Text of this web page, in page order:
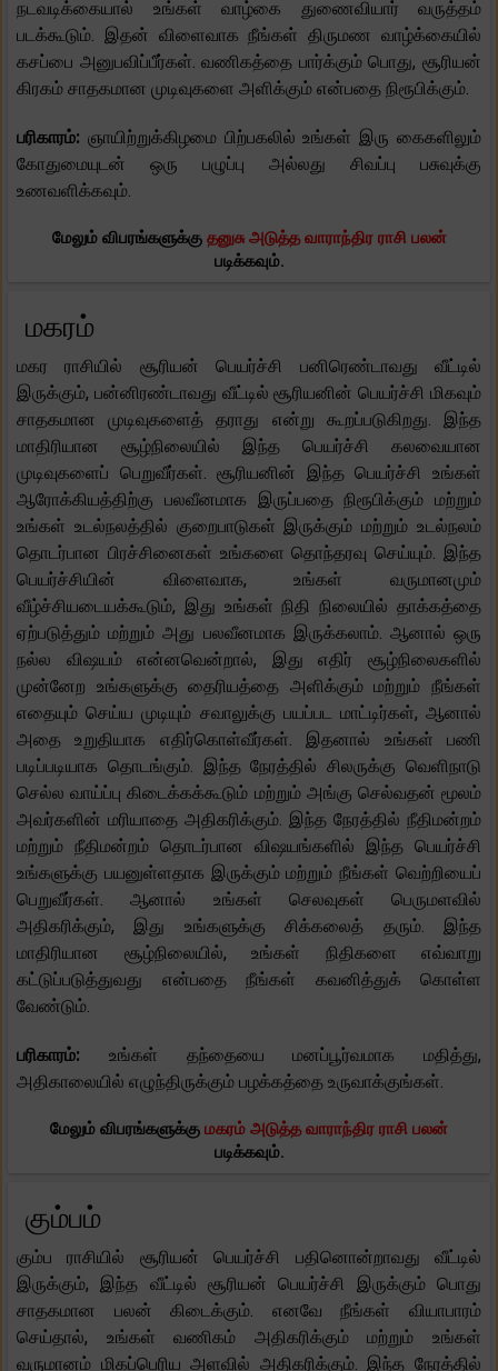
நடவடிக்கையால் உங்கள் வாழ்கை துணைவியார் வருத்தம்
படக்கூடும். இதன் விளைவாக நீங்கள் திருமண வாழ்க்கையில்
கசப்பை அனுபவிப்பீர்கள். வணிகத்தை பார்க்கும் பொது, சூரியன்
கிரகம் சாதகமான முடிவுகளை அளிக்கும் என்பதை நிரூபிக்கும்.
பரிகாரம்: ஞாயிற்றுக்கிழமை பிற்பகலில் உங்கள் இரு கைகளிலும்
கோதுமையுடன் ஒரு பழுப்பு அல்லது சிவப்பு பசுவுக்கு
உணவளிக்கவும்.
மேலும் விபரங்களுக்கு தனுசு அடுத்த வாராந்திர ராசி பலன்
படிக்கவும்.
மகரம்
மகர ராசியில் சூரியன் பெயர்ச்சி பனிரெண்டாவது வீட்டில்
இருக்கும், பன்னிரண்டாவது வீட்டில் சூரியனின் பெயர்ச்சி மிகவும்
சாதகமான முடிவுகளைத் தராது என்று கூறப்படுகிறது. இந்த
மாதிரியான சூழ்நிலையில் இந்த பெயர்ச்சி கலவையான
முடிவுகளைப் பெறுவீர்கள். சூரியனின் இந்த பெயர்ச்சி உங்கள்
ஆரோக்கியத்திற்கு பலவீனமாக இருப்பதை நிரூபிக்கும் மற்றும்
உங்கள் உடல்நலத்தில் குறைபாடுகள் இருக்கும் மற்றும் உடல்நலம்
தொடர்பான பிரச்சினைகள் உங்களை தொந்தரவு செய்யும். இந்த
பெயர்ச்சியின் விளைவாக, உங்கள் வருமானமும்
வீழ்ச்சியடையக்கூடும், இது உங்கள் நிதி நிலையில் தாக்கத்தை
ஏற்படுத்தும் மற்றும் அது பலவீனமாக இருக்கலாம். ஆனால் ஒரு
நல்ல விஷயம் என்னவென்றால், இது எதிர் சூழ்நிலைகளில்
முன்னேற உங்களுக்கு தைரியத்தை அளிக்கும் மற்றும் நீங்கள்
எதையும் செய்ய முடியும் சவாலுக்கு பயப்பட மாட்டிர்கள், ஆனால்
அதை உறுதியாக எதிர்கொள்வீர்கள். இதனால் உங்கள் பணி
படிப்படியாக தொடங்கும். இந்த நேரத்தில் சிலருக்கு வெளிநாடு
செல்ல வாய்ப்பு கிடைக்கக்கூடும் மற்றும் அங்கு செல்வதன் மூலம்
அவர்களின் மரியாதை அதிகரிக்கும். இந்த நேரத்தில் நீதிமன்றம்
மற்றும் நீதிமன்றம் தொடர்பான விஷயங்களில் இந்த பெயர்ச்சி
உங்களுக்கு பயனுள்ளதாக இருக்கும் மற்றும் நீங்கள் வெற்றியைப்
பெறுவீர்கள். ஆனால் உங்கள் செலவுகள் பெருமளவில்
அதிகரிக்கும், இது உங்களுக்கு சிக்கலைத் தரும். இந்த
மாதிரியான சூழ்நிலையில், உங்கள் நிதிகளை எவ்வாறு
கட்டுப்படுத்துவது என்பதை நீங்கள் கவனித்துக் கொள்ள
வேண்டும்.
பரிகாரம்: உங்கள் தந்தையை மனப்பூர்வமாக மதித்து,
அதிகாலையில் எழுந்திருக்கும் பழக்கத்தை உருவாக்குங்கள்.
மேலும் விபரங்களுக்கு மகரம் அடுத்த வாராந்திர ராசி பலன்
படிக்கவும்.
கும்பம்
கும்ப ராசியில் சூரியன் பெயர்ச்சி பதினொன்றாவது வீட்டில்
இருக்கும், இந்த வீட்டில் சூரியன் பெயர்ச்சி இருக்கும் பொது
சாதகமான பலன் கிடைக்கும். எனவே நீங்கள் வியாபாரம்
செய்தால், உங்கள் வணிகம் அதிகரிக்கும் மற்றும் உங்கள்
வருமானம் மிகப்பெரிய அளவில் அதிகரிக்கும். இந்த நேரத்தில்